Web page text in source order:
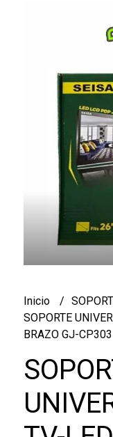
Inicio
SOPORTE
BRAZO GJ-CP303